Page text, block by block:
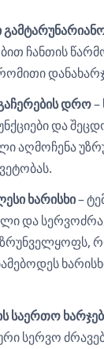
ჩანთის
დრო–
და
აღმოჩენა
ხარისხი–
და
სერვო